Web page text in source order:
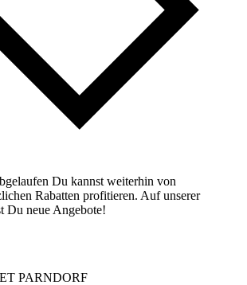
Du kannst weiterhin von
Rabatten profitieren. Auf unserer
Du neue Angebote!
PARNDORF